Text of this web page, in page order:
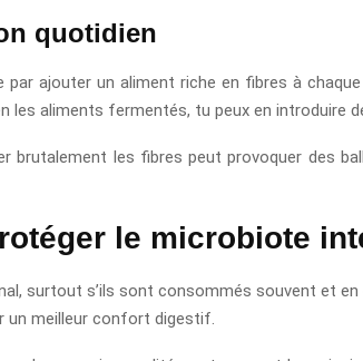
quotidien
par ajouter un aliment riche en fibres à
les aliments fermentés, tu peux en introduire
brutalement les fibres peut provoquer des
le microbiote
surtout s’ils sont consommés souvent et en
un meilleur confort digestif.